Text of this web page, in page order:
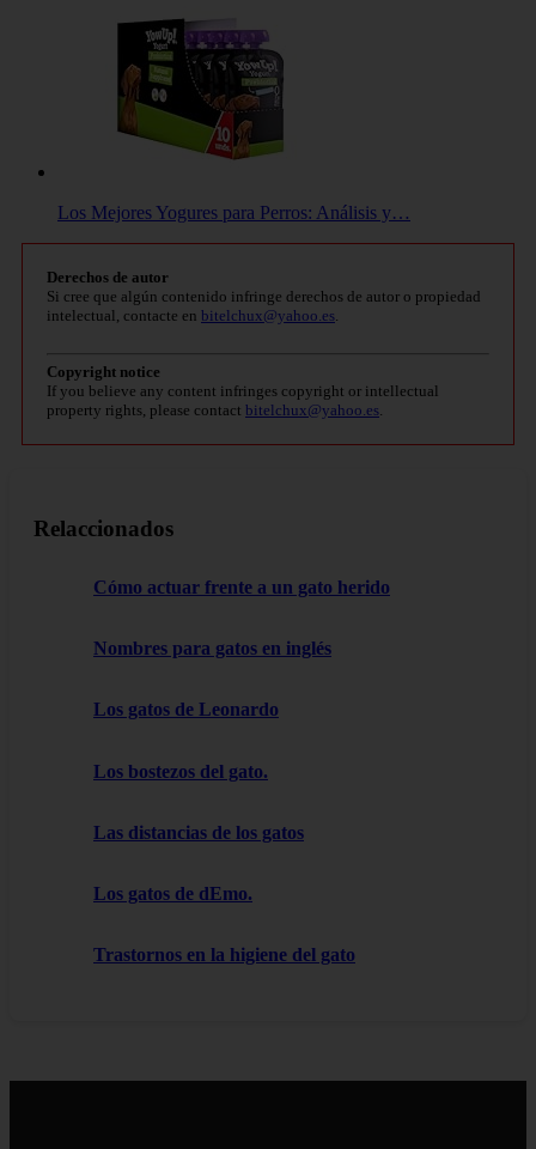
Los Mejores Yogures para Perros: Análisis y…
Derechos de autor
Si cree que algún contenido infringe derechos de autor o propiedad
intelectual, contacte en bitelchux@yahoo.es.
Copyright notice
If you believe any content infringes copyright or intellectual
property rights, please contact bitelchux@yahoo.es.
Relaccionados
Cómo actuar frente a un gato herido
Nombres para gatos en inglés
Los gatos de Leonardo
Los bostezos del gato.
Las distancias de los gatos
Los gatos de dEmo.
Trastornos en la higiene del gato